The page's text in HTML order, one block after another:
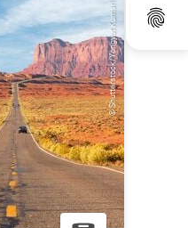
© Shutterstock/Yongyut Kumsri